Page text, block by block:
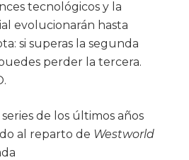
tecnológicos y la
evolucionarán hasta
si superas la segunda
perder la tercera.
al reparto de Westworld